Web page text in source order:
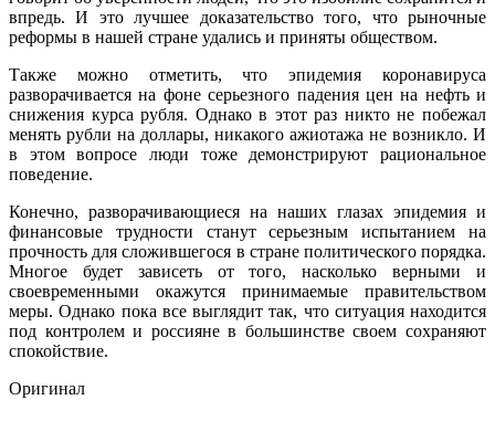
впредь. И это лучшее доказательство того, что рыночные
реформы в нашей стране удались и приняты обществом.
Также можно отметить, что эпидемия коронавируса
разворачивается на фоне серьезного падения цен на нефть и
снижения курса рубля. Однако в этот раз никто не побежал
менять рубли на доллары, никакого ажиотажа не возникло. И
в этом вопросе люди тоже демонстрируют рациональное
поведение.
Конечно, разворачивающиеся на наших глазах эпидемия и
финансовые трудности станут серьезным испытанием на
прочность для сложившегося в стране политического порядка.
Многое будет зависеть от того, насколько верными и
своевременными окажутся принимаемые правительством
меры. Однако пока все выглядит так, что ситуация находится
под контролем и россияне в большинстве своем сохраняют
спокойствие.
Оригинал